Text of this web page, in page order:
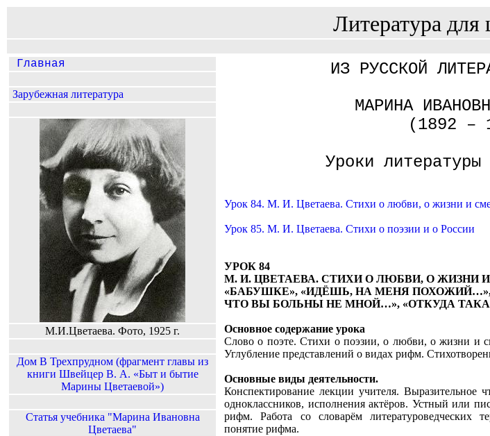
Литература
Главная
Зарубежная литература
М.И.Цветаева. Фото, 1925 г.
Дом В Трехпрудном (фрагмент главы из
книги Швейцер В. А. «Быт и бытие
Марины Цветаевой»)
Статья учебника "Марина Ивановна
Цветаева"
ИЗ РУССКОЙ
МАРИНА
(1892 –
Уроки
Урок 84. М. И. Цветаева. Стихи о любви, о жизни и
Урок 85. М. И. Цветаева. Стихи о поэзии и о России
УРОК 84
М. И. ЦВЕТАЕВА. СТИХИ О ЛЮБВИ, О ЖИЗНИ
«БАБУШКЕ», «ИДЁШЬ, НА МЕНЯ
ЧТО ВЫ БОЛЬНЫ НЕ МНОЙ…», «ОТКУДА
Основное содержание урока
Слово о поэте. Стихи о поэзии, о любви, о жизни и
Углубление представлений о видах рифм.
Основные виды деятельности.
Конспектирование лекции учителя. Выразительное
одноклассников, исполнения актёров. Устный или
рифм. Работа со словарём литературоведческих
понятие рифма.